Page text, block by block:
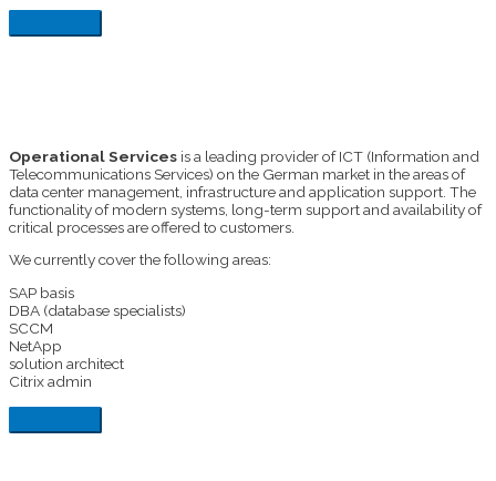
Operational Services is a leading provider of ICT (Information and
Telecommunications Services) on the German market in the areas of
data center management, infrastructure and application support. The
functionality of modern systems, long-term support and availability of
critical processes are offered to customers.
We currently cover the following areas:
SAP basis
DBA (database specialists)
SCCM
NetApp
solution architect
Citrix admin